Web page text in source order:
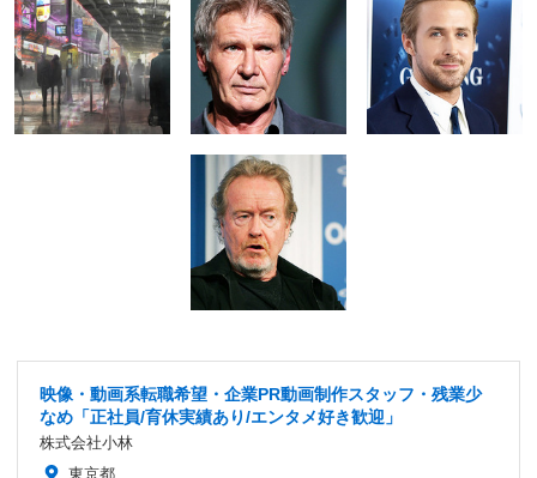
映像・動画系転職希望・企業PR動画制作スタッフ・残業少
なめ「正社員/育休実績あり/エンタメ好き歓迎」
株式会社小林
東京都